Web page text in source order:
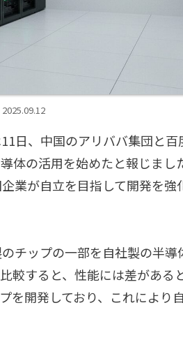
2025.09.12
日、中国のアリババ集団と百
体の活用を始めたと報じまし
業が自立を目指して開発を強
チップの一部を自社製の半導
較すると、性能には差がある
を開発しており、これにより